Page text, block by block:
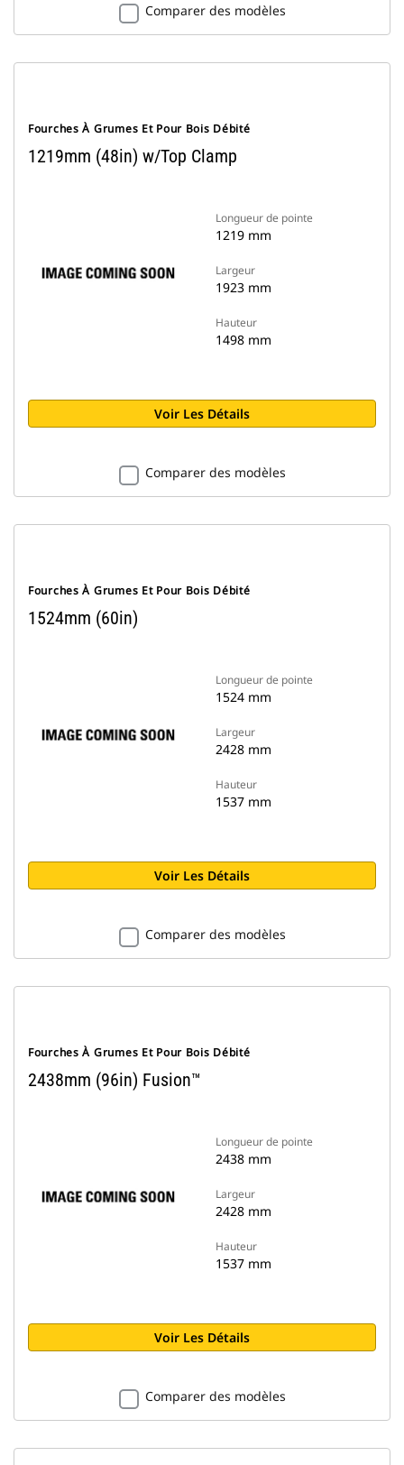
Comparer des modèles
Fourches À Grumes Et Pour Bois Débité
1219mm (48in) w/Top Clamp
Longueur de pointe
1219 mm
Largeur
1923 mm
Hauteur
1498 mm
Voir Les Détails
Comparer des modèles
Fourches À Grumes Et Pour Bois Débité
1524mm (60in)
Longueur de pointe
1524 mm
Largeur
2428 mm
Hauteur
1537 mm
Voir Les Détails
Comparer des modèles
Fourches À Grumes Et Pour Bois Débité
2438mm (96in) Fusion™
Longueur de pointe
2438 mm
Largeur
2428 mm
Hauteur
1537 mm
Voir Les Détails
Comparer des modèles